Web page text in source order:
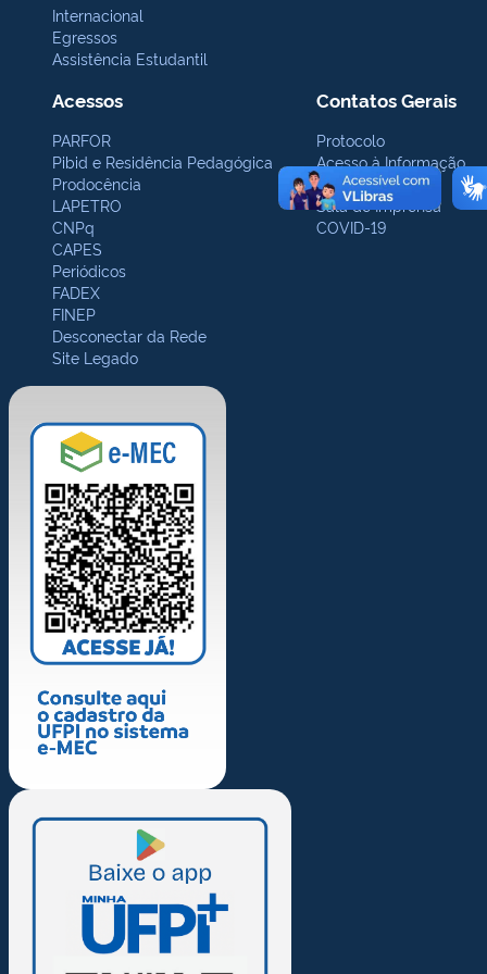
Internacional
Egressos
Assistência Estudantil
Acessos
PARFOR
Pibid e Residência Pedagógica
Prodocência
LAPETRO
CNPq
CAPES
Periódicos
FADEX
FINEP
Desconectar da Rede
Site Legado
Contatos Gerais
Protocolo
Acesso à Informação
Ouvidoria
Sala de Imprensa
COVID-19